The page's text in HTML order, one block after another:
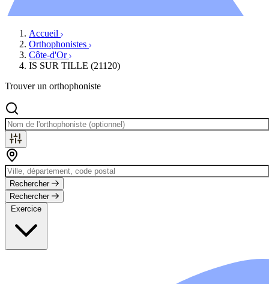
Accueil
Orthophonistes
Côte-d'Or
IS SUR TILLE (21120)
Trouver un orthophoniste
Rechercher
Rechercher
Exercice